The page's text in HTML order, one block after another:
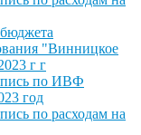
"Винницкое
г г
по ИВФ
год
по расходам на